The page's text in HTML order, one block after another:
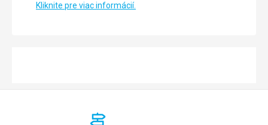
Kliknite pre viac informácií.